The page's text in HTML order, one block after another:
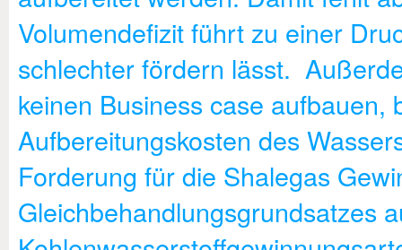
Volumendefizit führt zu einer
schlechter fördern lässt.
keinen Business case
Aufbereitungskosten des
Forderung für die Shalegas
Gleichbehandlungsgrundsatzes